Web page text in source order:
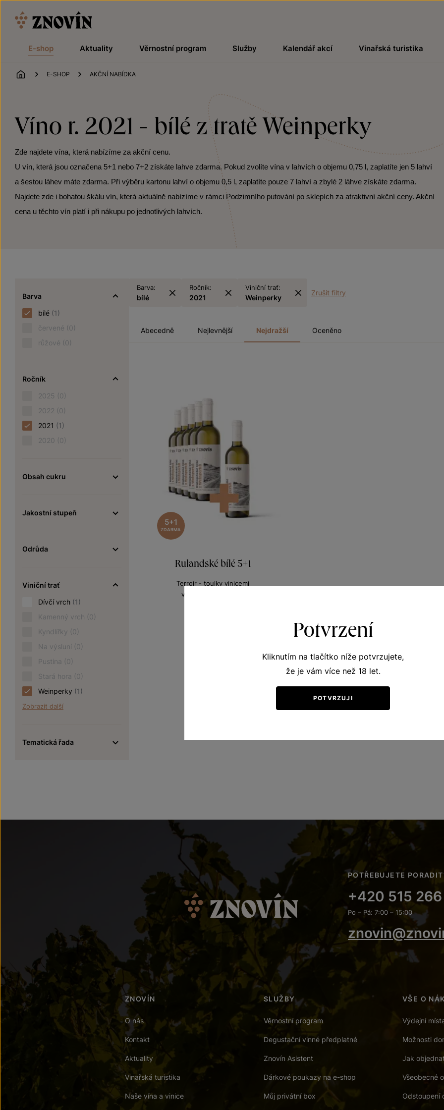
E-shop Aktuality Věrnostní program Služby Kalendář akcí Vinařská turistika
ÚVOD
E-SHOP AKČNÍ NABÍDKA
Víno r. 2021 - bílé z tratě Weinperky
Zde najdete vína, která nabízíme za akční cenu.
U vín, která jsou označena 5+1 nebo 7+2 získáte lahve zdarma. Pokud zvolíte vína v lahvích o objemu 0,75 l, zaplatíte jen 5 lahví
a šestou láhev máte zdarma. Při výběru kartonu lahví o objemu 0,5 l, zaplatíte pouze 7 lahví a zbylé 2 láhve získáte zdarma.
Najdete zde i bohatou škálu vín, která aktuálně nabízíme v rámci Podzimního putování po sklepích za atraktivní akční ceny. Akční
cena u těchto vín platí i při nákupu po jednotlivých lahvích.
Barva
bílé (1)
červené (0)
růžové (0)
Ročník
2025 (0)
2022 (0)
2021 (1)
2020 (0)
Obsah cukru
Jakostní stupeň
Odrůda
Viniční trať
Dívčí vrch (1)
Kamenný vrch (0)
Kyndlířky (0)
Na výsluní (0)
Pustina (0)
Stará hora (0)
Weinperky (1)
Zobrazit další
Tematická řada
Barva:
bílé
Ročník:
2021
Viniční trať:
Weinperky
Zrušit filtry
Abecedně Nejlevnější Nejdražší Oceněno
5+1
ZDARMA
Rulandské bílé 5+1
Terroir - toulky vinicemi
výběr z hroznů 2021
POTŘEBUJETE
+420 515
Po – Pá: 7:00 – 15:00
ZNOVÍN
O nás
Kontakt
Aktuality
Vinařská turistika
Naše vína a vinice
SLUŽBY
Věrnostní program
Degustační vinné předplatné
Znovín Asistent
Dárkové poukazy na e-shop
Můj privátní box
VŠE O
Výdejní
Možnosti
Jak
Všeobecné
Odstoupení
Potvrzení
Kliknutím na tlačítko níže potvrzujete,
že je vám více než 18 let.
POTVRZUJI